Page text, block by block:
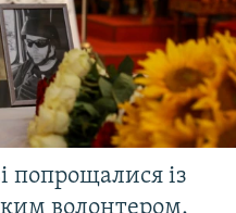
попрощалися із